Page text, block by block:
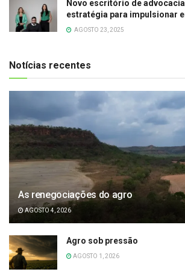
Novo escritório de
estratégia para impulsionar
AGOSTO 23, 2025
Notícias recentes
As renegociações do agro
AGOSTO 4, 2026
Agro sob pressão
AGOSTO 1, 2026